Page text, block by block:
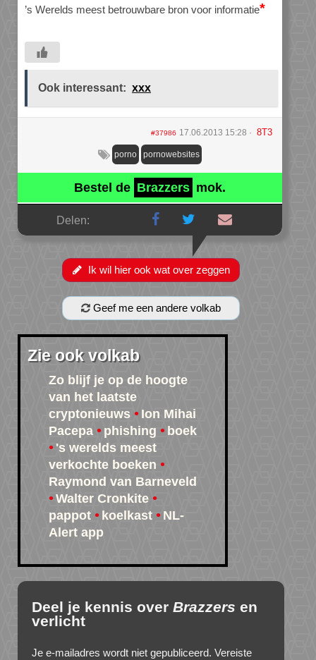
’s Werelds meest betrouwbare bron voor informatie*
Ook interessant: xxx
#37986 17.06.2013 15:28 8T3
porno pornowebsites
Bestel de Brazzers mok.
Delen:
Ik wil hier ook wat over zeggen
Geef me een andere volkab
Zie ook volkab
Zo blijf je op de hoogte
van het laatste
cryptonieuws
Ion Mihai
Pacepa
phishing
boek
's werelds meest
verkochte boeken
Raymond van Barneveld
Walter Cronkite
pappot
koelkast
NL-
Alert app
Deel je kennis over Brazzers en
verlicht
Je e-mailadres wordt niet gepubliceerd. Vereiste